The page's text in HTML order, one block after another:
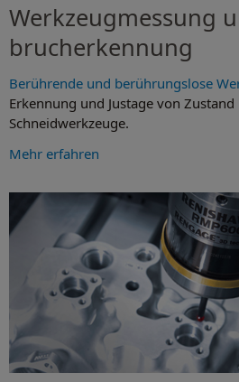
Werkzeugmessung
brucherkennung
Berührende und berührungslose
Erkennung und Justage von
Schneidwerkzeuge.
Mehr erfahren